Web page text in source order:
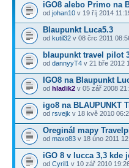
iGO8 alebo Primo na
od johan10 v 19 říj 2014
Blaupunkt Luca5.3
od kutil32 v 08 črc 2011
blaupunkt travel pilot
od dannyyT4 v 21 bře 2012
IGO8 na Blaupunkt
od hladik2 v 05 zář 2008
igo8 na BLAUPUNKT
od rsvejk v 18 kvě 2010
Oreginál mapy
od maxo83 v 18 úno 2011
iGO 8 v lucca 3,3 kde
od Cyril1 v 10 zář 2010